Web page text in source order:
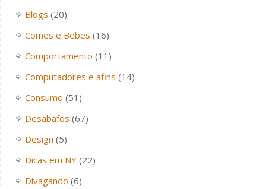
Blogs (20)
Comes e Bebes (16)
Comportamento (11)
Computadores e afins (14)
Consumo (51)
Desabafos (67)
Design (5)
Dicas em NY(22)
Divagando (6)